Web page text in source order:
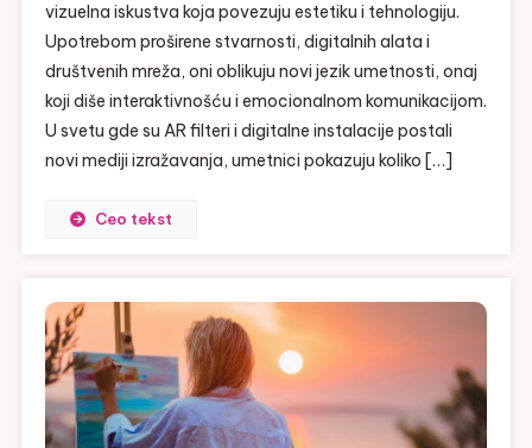
vizuelna iskustva koja povezuju estetiku i tehnologiju.
Upotrebom proširene stvarnosti, digitalnih alata i
društvenih mreža, oni oblikuju novi jezik umetnosti, onaj
koji diše interaktivnošću i emocionalnom komunikacijom.
U svetu gde su AR filteri i digitalne instalacije postali
novi mediji izražavanja, umetnici pokazuju koliko […]
Ceo tekst